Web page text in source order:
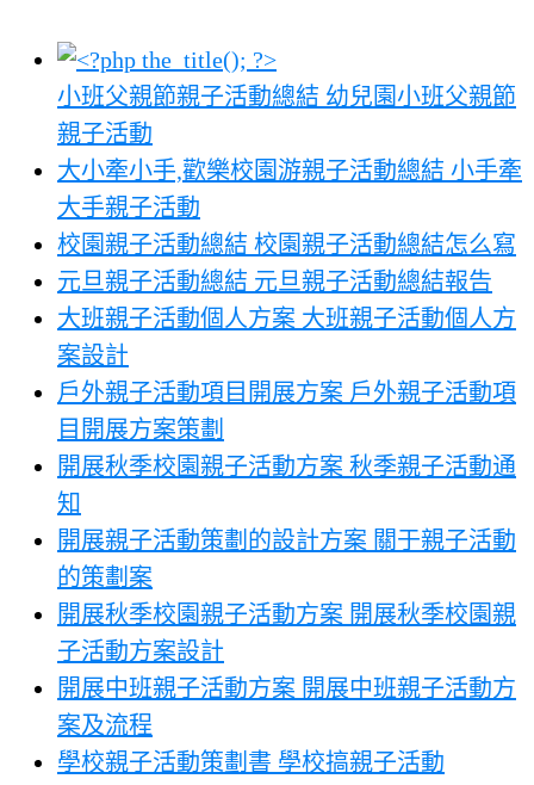
小班父親節親子活動總結 幼兒園小班父親節
親子活動
大小牽小手,歡樂校園游親子活動總結 小手牽
大手親子活動
校園親子活動總結 校園親子活動總結怎么寫
元旦親子活動總結 元旦親子活動總結報告
大班親子活動個人方案 大班親子活動個人方
案設計
戶外親子活動項目開展方案 戶外親子活動項
目開展方案策劃
開展秋季校園親子活動方案 秋季親子活動通
知
開展親子活動策劃的設計方案 關于親子活動
的策劃案
開展秋季校園親子活動方案 開展秋季校園親
子活動方案設計
開展中班親子活動方案 開展中班親子活動方
案及流程
學校親子活動策劃書 學校搞親子活動